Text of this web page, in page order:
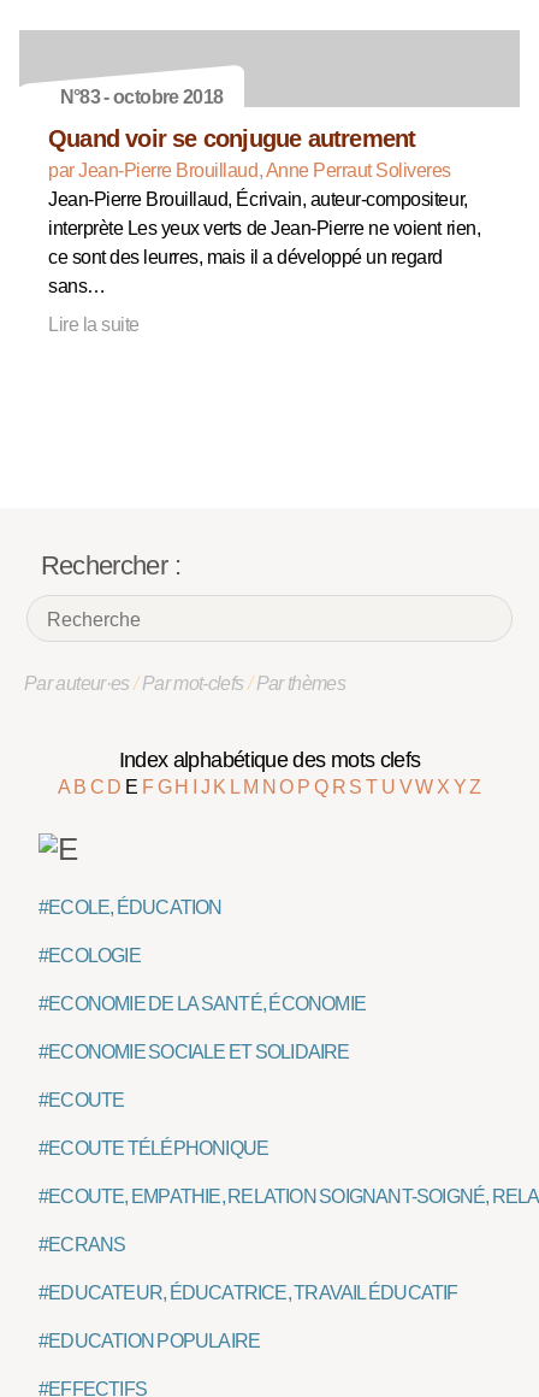
N°83 - octobre 2018
Quand voir se conjugue autrement
par Jean-Pierre Brouillaud, Anne Perraut Soliveres
Jean-Pierre Brouillaud, Écrivain, auteur-compositeur,
interprète Les yeux verts de Jean-Pierre ne voient rien,
ce sont des leurres, mais il a développé un regard
sans…
Lire la suite
Rechercher :
Par auteur·es/Par mot-clefs/Par thèmes
Index alphabétique des mots clefs
A B C D E F G H J K L M NO P Q R ST U VW X YZ
#ECOLE, ÉDUCATION
#ECOLOGIE
#ECONOMIE DE LA SANTÉ, ÉCONOMIE
#ECONOMIE SOCIALE ET SOLIDAIRE
#ECOUTE
#ECOUTE TÉLÉPHONIQUE
#ECOUTE, EMPATHIE, RELATION SOIGNANT-SOIGNÉ,
#ECRANS
#EDUCATEUR, ÉDUCATRICE, TRAVAIL ÉDUCATIF
#EDUCATION POPULAIRE
#EFFECTIFS